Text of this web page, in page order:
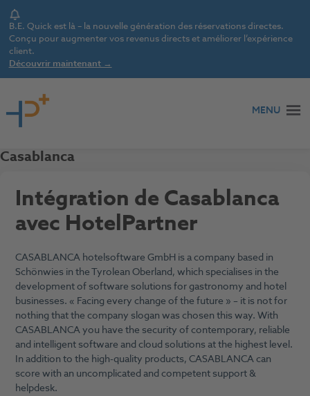
Notice
B.E. Quick est là – la nouvelle génération des réservations directes.
Conçu pour augmenter vos revenus directs et améliorer l’expérience
client.
Découvrir maintenant →
MENU
Casablanca
Intégration de Casablanca
avec HotelPartner
CASABLANCA hotelsoftware GmbH is a company based in
Schönwies in the Tyrolean Oberland, which specialises in the
development of software solutions for gastronomy and hotel
businesses. « Facing every change of the future » – it is not for
nothing that the company slogan was chosen this way. With
CASABLANCA you have the security of contemporary, reliable
and intelligent software and cloud solutions at the highest level.
In addition to the high-quality products, CASABLANCA can
score with an uncomplicated and competent support &
helpdesk.